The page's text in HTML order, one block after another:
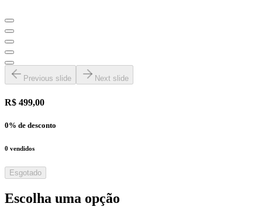
Previous slide Next slide
R$ 499,00
0% de desconto
0 vendidos
Esgotado
Escolha uma opção